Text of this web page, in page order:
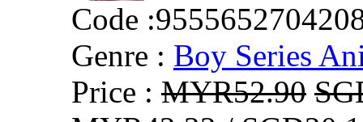
Code :
Genre : Boy Series
Price : MYR52.90